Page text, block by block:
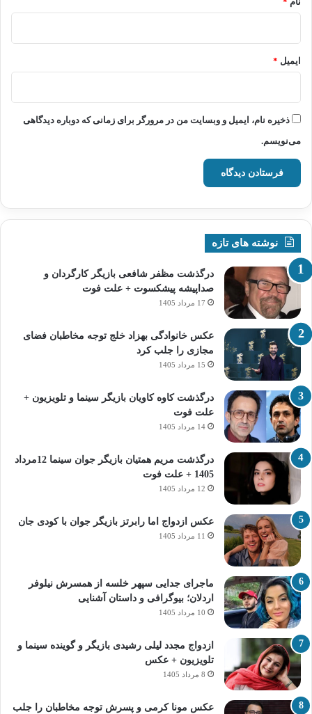
ایمیل *
ذخیره نام، ایمیل و وبسایت من در مرورگر برای زمانی که دوباره دیدگاهی
می‌نویسم.
نوشته های تازه
درگذشت مظفر شافعی بازیگر کارگردان و
صداپیشه پیشکسوت + علت فوت
17 مرداد 1405
عکس خانوادگی بهزاد خلج توجه مخاطبان فضای
مجازی را جلب کرد
15 مرداد 1405
درگذشت کاوه کاویان بازیگر سینما و تلویزیون +
علت فوت
14 مرداد 1405
درگذشت مریم همتیان بازیگر جوان سینما 12مرداد
1405 + علت فوت
12 مرداد 1405
عکس ازدواج اما رابرتز بازیگر جوان با کودی جان
11 مرداد 1405
ماجرای جدایی سپهر خلسه از همسرش نیلوفر
اردلان؛ بیوگرافی و داستان آشنایی
10 مرداد 1405
ازدواج مجدد لیلی رشیدی بازیگر و گوینده سینما و
تلویزیون + عکس
8 مرداد 1405
عکس مونا کرمی و پسرش توجه مخاطبان را جلب